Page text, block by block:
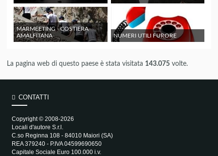
MARMEETING - COSTIERA
AMALFITANA
NUMERI UTILI FURORE
La pagina web di questo paese è stata visitata 143.075 volte.
CONTATTI
Copyright © 2008-2026
Locali d'autore S.r.l.
C.so Reginna 108 - 84010 Maiori (SA)
REA 379240 - P.IVA 04599690650
Capitale Sociale Euro 100.000 i.v.